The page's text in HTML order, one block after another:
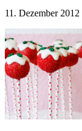
11. Dezember 2012